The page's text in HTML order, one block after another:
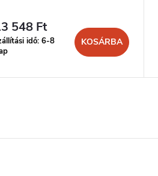
548 Ft
idő: 6-8
KOSÁRBA